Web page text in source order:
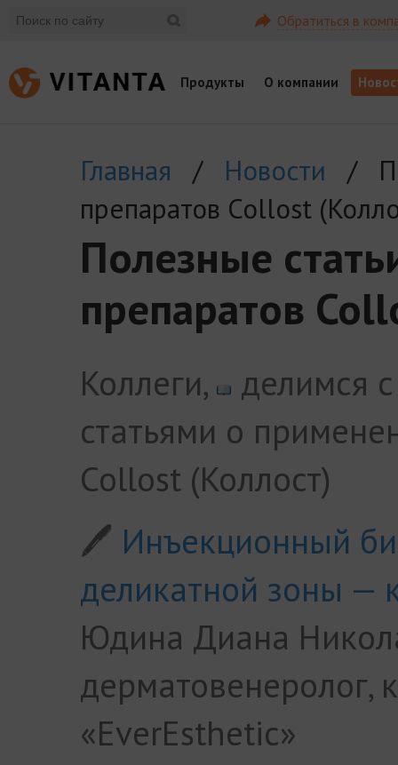
Обратиться в
Продукты О компании
Главная / Новости /
препаратов Collost
Полезные
препаратов
Коллеги,
делимся
статьями о
Collost (Коллост)
🖊 Инъекционный
деликатной зоны —
Юдина Диана
дерматовенеролог,
«EverEsthetic»